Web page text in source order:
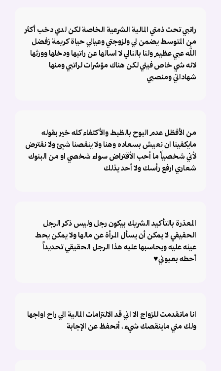
راتبي تحت ذمتي المالية الشرعية الخاصة لكن لدي دخب أكثر
من المتوسط يضمن لي ولزوجتي وعيالي حياة كريمة زفضل
الله عبي عظيم ولنا بالنالي لا اسالها عن راتبها ودخلها وورثها
لانه شي خاص فيني لكن هناك مؤشرات لراتبي ومنها
شهاداتي ومنصبي
من الأفظل عدم البوح بالظبط والأكتفاء كله خير بقوله
مايكفينا ان نعيش بسعاده وهنا ولا ينقصنا شيئ ولا نقترض
لأني شخصياً ما أحب الأقتراض سواء شخصي او من البنوك
شعاري ارفع رأسك ولا أحد يذلك
المعذرة بالتأكيد الشريك بيكون رجل وليس ذكر الرجل
الحقيقي لا يمكن أن يسأل المرأة عن مالها ولا يمكن يحط
عينه عليه ويحاسبها عليه هذا الرجل الحقيقي تحديداً
أحطه بعيوني♥️
انا ماتقدمت للزواج الا اني قد الالتزامات المالية الي راح اواجها
ولك مني ماينقصك شيء ، أتحفظ عن الإجابة